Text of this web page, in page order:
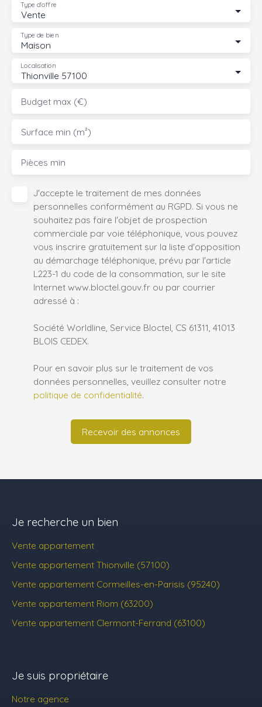
Vente
Type d'offre
Maison
Type de bien
Thionville 57100
Localisation
Budget max (€)
Surface min (m²)
Pièces min
J'accepte le traitement de mes données
personnelles conformément au RGPD. Si vous ne
souhaitez pas faire l'objet de prospection
commerciale par voie téléphonique, vous pouvez
vous inscrire gratuitement sur la liste d'opposition
au démarchage téléphonique, prévu par l'article
L223-1 du code de la consommation, sur le site
Internet www.bloctel.gouv.fr ou par courrier
adressé à :
Société Worldline, Service Bloctel, CS 61311, 41013
BLOIS CEDEX.
Pour en savoir plus sur le traitement de vos
données personnelles, veuillez consulter notre
politique de confidentialité.
Recevoir des annonces
Je recherche un bien
Vente appartement
Vente appartement Thionville (57100)
Vente appartement Cormeilles-en-Parisis (95240)
Vente appartement Riom (63200)
Vente appartement Clermont-Ferrand (63100)
Je suis propriétaire
Notre agence